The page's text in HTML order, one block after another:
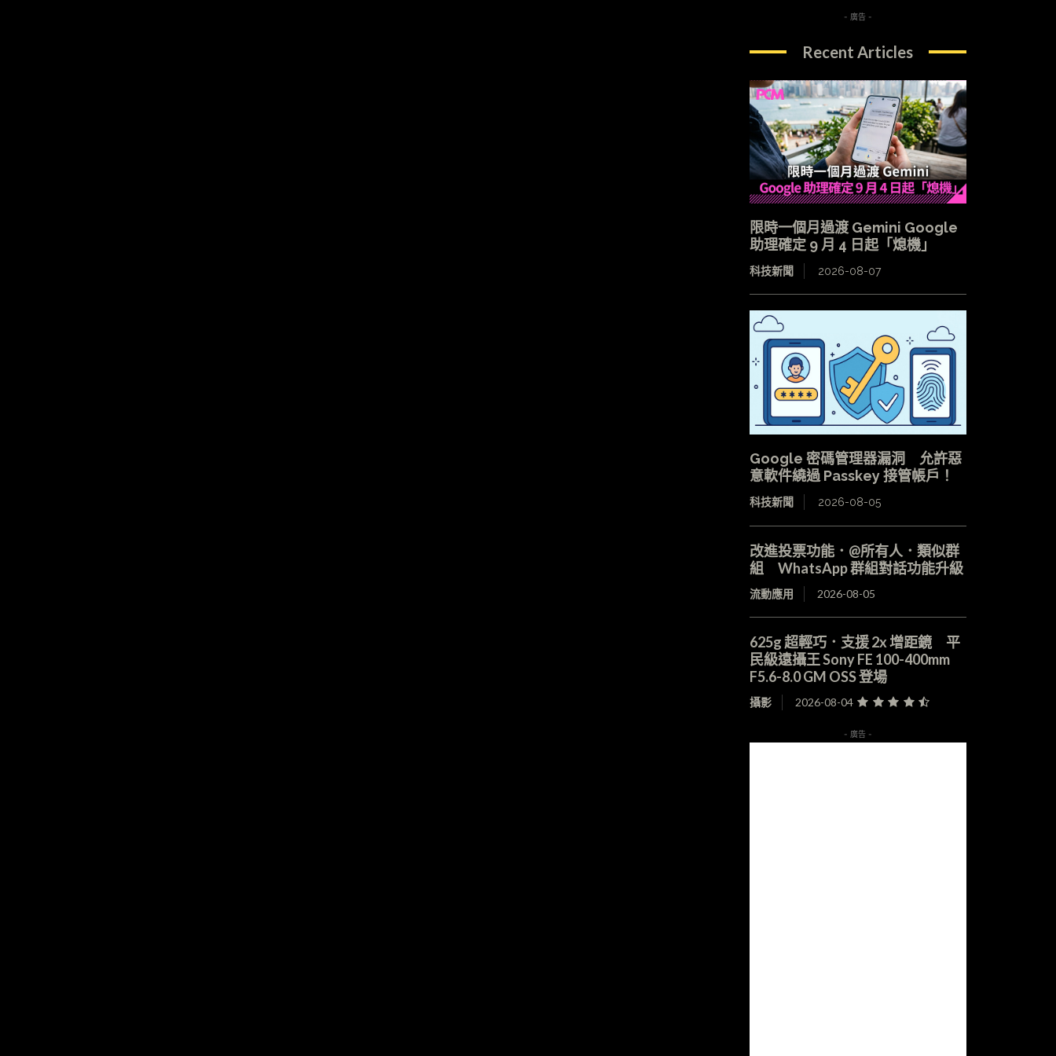
- 廣告 -
Recent Articles
限時一個月過渡 Gemini Google
助理確定 9 月 4 日起「熄機」
科技新聞 2026-08-07
Google 密碼管理器漏洞 允許惡
意軟件繞過 Passkey 接管帳戶！
科技新聞 2026-08-05
改進投票功能．@所有人．類似群
組 WhatsApp 群組對話功能升級
流動應用 2026-08-05
625g 超輕巧．支援 2x 增距鏡 平
民級遠攝王 Sony FE 100-400mm
F5.6-8.0 GM OSS 登場
攝影 2026-08-04
- 廣告 -